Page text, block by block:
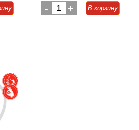
- 1 + В корзину